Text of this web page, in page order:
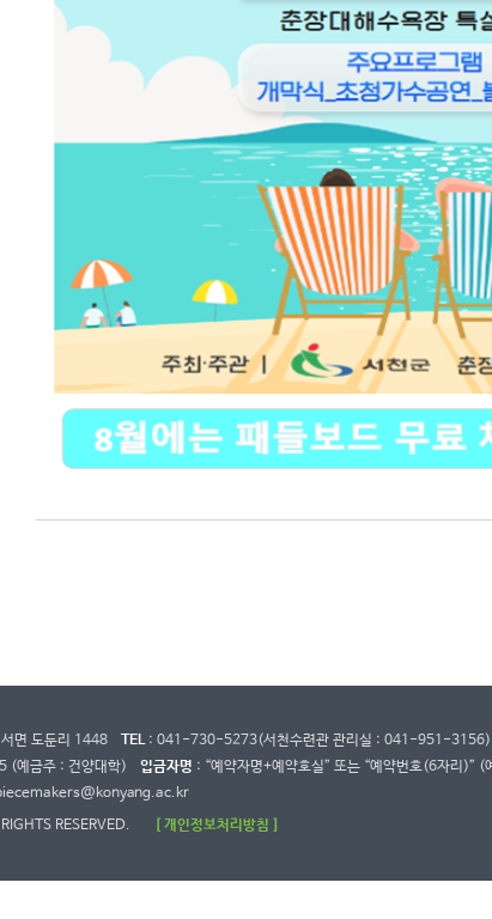
면 도둔리 1448 TEL: 041-730-5273(서천수련관 관리실 : 041-951-3156)
예금주 : 건양대학) 입금자명 : “예약자명+예약호실” 또는 “예약번호(6자리)”
RESERVED. [ 개인정보처리방침 ]